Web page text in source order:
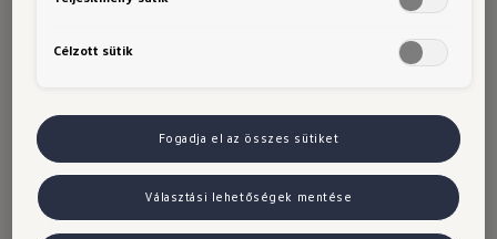
motorvál
aszték
Célzott sütik
Fogadja el az összes sütiket
Választási lehetőségek mentése